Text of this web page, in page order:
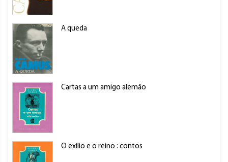
A queda
Cartas a um amigo alemão
O exílio e o reino : contos